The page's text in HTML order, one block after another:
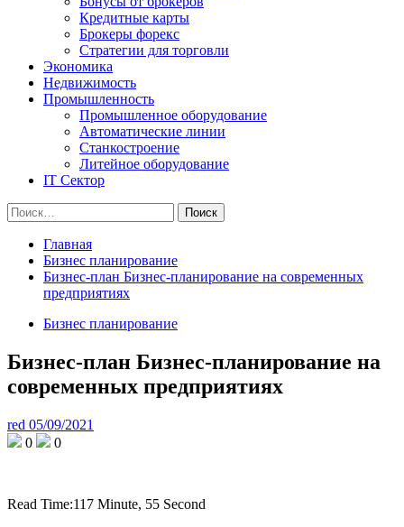
Кредитные карты
Брокеры форекс
Стратегии для торговли
Экономика
Недвижимость
Промышленность
Промышленное оборудование
Автоматические линии
Станкостроение
Литейное оборудование
IT Сектор
Найти:
Главная
Бизнес планирование
Бизнес-план Бизнес-планирование на современных
предприятиях
Бизнес планирование
Бизнес-план Бизнес-планирование на
современных предприятиях
red 05/09/2021
0
0
Read Time:117 Minute, 55 Second